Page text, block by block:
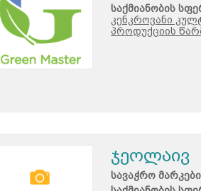
საქმიანობის
კენკროვანი
პროდუქციის
ჯეოლაივ
სავაჭრო